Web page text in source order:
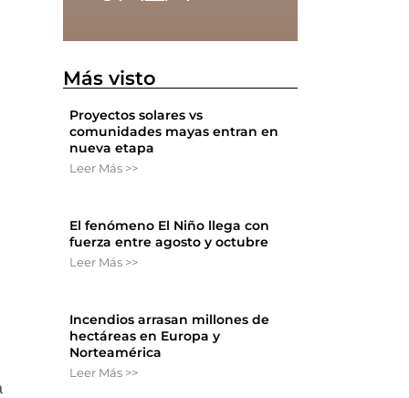
Más visto
Proyectos solares vs
comunidades mayas entran en
nueva etapa
Leer Más >>
El fenómeno El Niño llega con
fuerza entre agosto y octubre
Leer Más >>
Incendios arrasan millones de
hectáreas en Europa y
Norteamérica
Leer Más >>